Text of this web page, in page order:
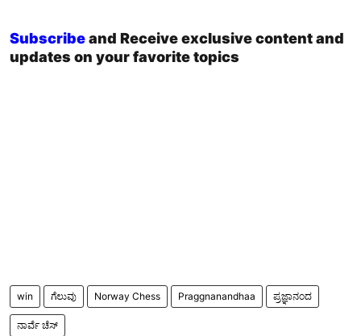
Subscribeand Receive exclusive content and
updates on your favorite topics
win ಗೆಲುವು Norway Chess Praggnanandhaa ಪ್ರಜ್ಞಾನಂದ
ನಾರ್ವೆ ಚೆಸ್